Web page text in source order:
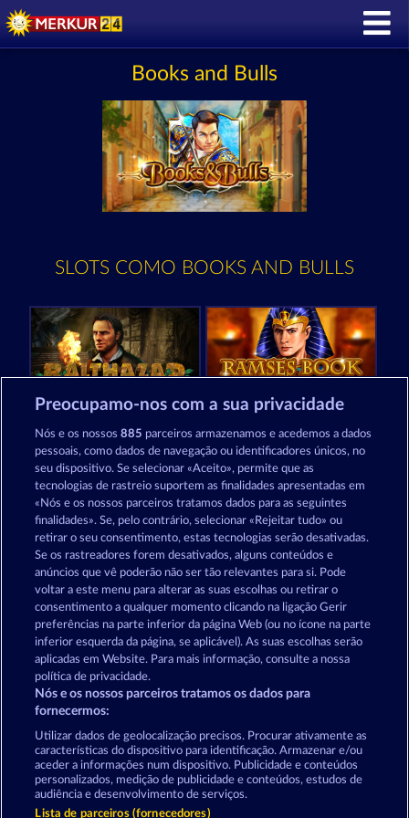
Books and Bulls
SLOTS COMO BOOKS AND BULLS
Balthazar
Jack Potter and the Book of Teos
Termos e Condições
Declaração de Privacidade Marca
Empresa Perguntas frequentes Facebook
Enviar pedido de rescisão
Preocupamo-nos com a sua privacidade
Nós e os nossos885 parceiros armazenamos e acedemos a dados
pessoais, como dados de navegação ou identificadores únicos, no
seu dispositivo. Se selecionar «Aceito», permite que as
tecnologias de rastreio suportem as finalidades apresentadas em
«Nós e os nossos parceiros tratamos dados para as seguintes
finalidades». Se, pelo contrário, selecionar «Rejeitar tudo» ou
retirar o seu consentimento, estas tecnologias serão desativadas.
Se os rastreadores forem desativados, alguns conteúdos e
anúncios que vê poderão não ser tão relevantes para si. Pode
voltar a este menu para alterar as suas escolhas ou retirar o
consentimento a qualquer momento clicando na ligação Gerir
preferências na parte inferior da página Web (ou no ícone na parte
inferior esquerda da página, se aplicável). As suas escolhas serão
aplicadas em Website. Para mais informação, consulte a nossa
política de privacidade.
Nós e os nossos parceiros tratamos os dados para
fornecermos:
Utilizar dados de geolocalização precisos. Procurar ativamente as
características do dispositivo para identificação. Armazenar e/ou
aceder a informações num dispositivo. Publicidade e conteúdos
personalizados, medição de publicidade e conteúdos, estudos de
audiência e desenvolvimento de serviços.
Lista de parceiros (fornecedores)